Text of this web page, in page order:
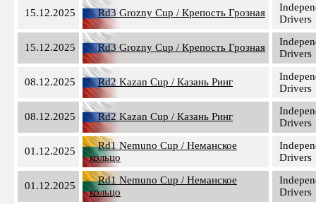
15.12.2025 Rd3 Grozny Cup / Крепость Грозная
Drivers
15.12.2025 Rd3 Grozny Cup / Крепость Грозная
Drivers
08.12.2025 Rd2 Kazan Cup / Казань Ринг
Drivers
08.12.2025 Rd2 Kazan Cup / Казань Ринг
Drivers
01.12.2025
Rd1 Nemuno Cup / Неманское
кольцо
Drivers
01.12.2025
Rd1 Nemuno Cup / Неманское
кольцо
Drivers